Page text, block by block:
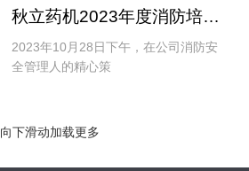
秋立药机2023年度消防培训及演练
2023年10月28日下午，在公司消防安
全管理人的精心策
向下滑动加载更多